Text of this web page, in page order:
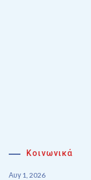
Κοινωνικά
Αυγ 1, 2026